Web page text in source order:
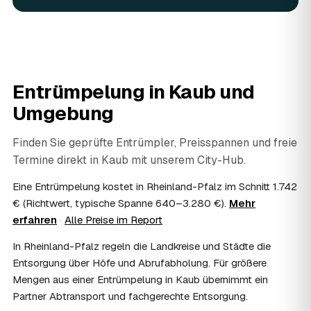
AWL Zentrum vermittelt nur die Entrümpler und ersetzt
keine Steuerberatung — die konkrete Anrechnung klären
Sie mit Ihrem Finanzamt oder Steuerberater.
Kosten?
Im Einzelfall ist das möglich — etwa bei einer
Wohnungsauflösung im Rahmen von Sozialhilfe oder
einem vom Amt veranlassten Umzug. Wichtig: Den Antrag
stellen Sie vor Auftragserteilung beim zuständigen Amt
und holen die Kostenübernahme schriftlich ein. AWL
über die Kostenübernahme.
08 Bekomme ich einen Entsorgungsnachweis?
Ja. Die Partner entsorgen über zugelassene Höfe und
stellen auf Wunsch einen Entsorgungsnachweis aus —
Entrümpelung in Kaub und
Umgebung
Finden Sie geprüfte Entrümpler, Preisspannen und freie
Termine direkt in Kaub mit unserem City-Hub.
Eine Entrümpelung kostet in Rheinland-Pfalz im Schnitt 1.742
€ (Richtwert, typische Spanne 640–3.280 €). Mehr
erfahren · Alle Preise im Report
In Rheinland-Pfalz regeln die Landkreise und Städte die
Entsorgung über Höfe und Abrufabholung. Für größere
Mengen aus einer Entrümpelung in Kaub übernimmt ein
Partner Abtransport und fachgerechte Entsorgung.